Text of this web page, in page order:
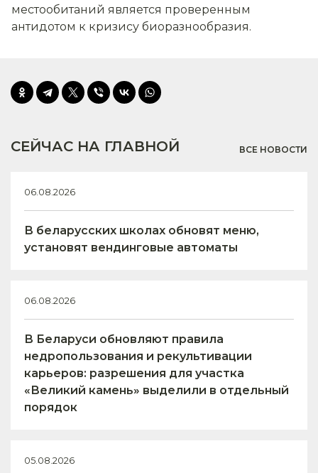
местообитаний является проверенным
антидотом к кризису биоразнообразия.
СЕЙЧАС НА ГЛАВНОЙ ВСЕ НОВОСТИ
06.08.2026
В беларусских школах обновят меню,
установят вендинговые автоматы
06.08.2026
В Беларуси обновляют правила
недропользования и рекультивации
карьеров: разрешения для участка
«Великий камень» выделили в отдельный
порядок
05.08.2026